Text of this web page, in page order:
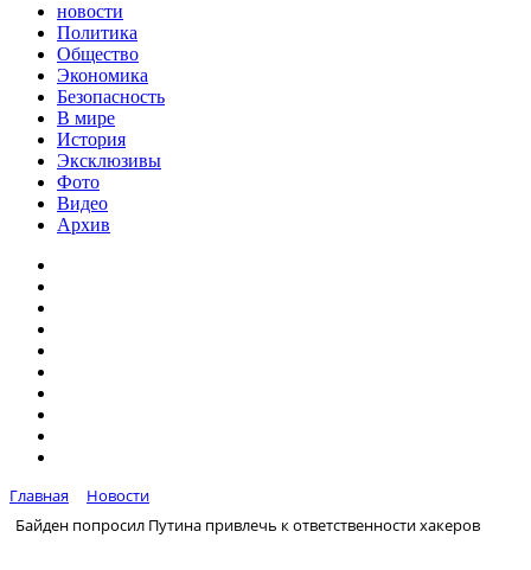
новости
Политика
Общество
Экономика
Безопасность
В мире
История
Эксклюзивы
Фото
Видео
Архив
Главная
Новости
Байден попросил Путина привлечь к ответственности хакеров